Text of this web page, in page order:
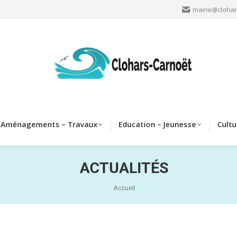
Aménagements – Travaux Education – Jeunesse
ACTUALITÉS
Vous êtes ici :
Accueil
Education –